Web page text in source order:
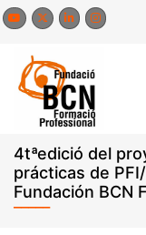
Saltar
al
4tªedició del
prácticas de
Fundación BCN